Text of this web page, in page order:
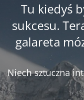
Tu kiedyś
sukcesu.
galareta
Niech sztuczna